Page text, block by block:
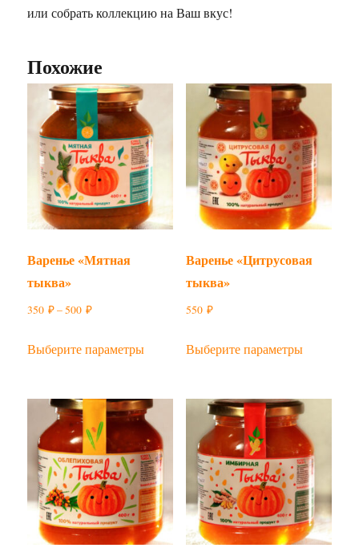
или собрать коллекцию на Ваш вкус!
Похожие
Варенье «Мятная
тыква»
350₽–500₽Диапазон
350 ₽
Выберите параметры
товар
несколько
вариаций.
Опции
можно
выбрать
на
странице
Варенье «Цитрусовая
тыква»
550 ₽
Выберите параметры
товар
несколько
вариаций.
Опции
можно
выбрать
на
странице